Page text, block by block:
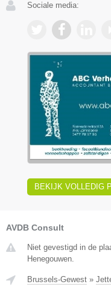
Sociale media:
BEKIJK VOLLEDIG
AVDB Consult
Niet gevestigd in de
Henegouwen.
Brussels-Gewest »